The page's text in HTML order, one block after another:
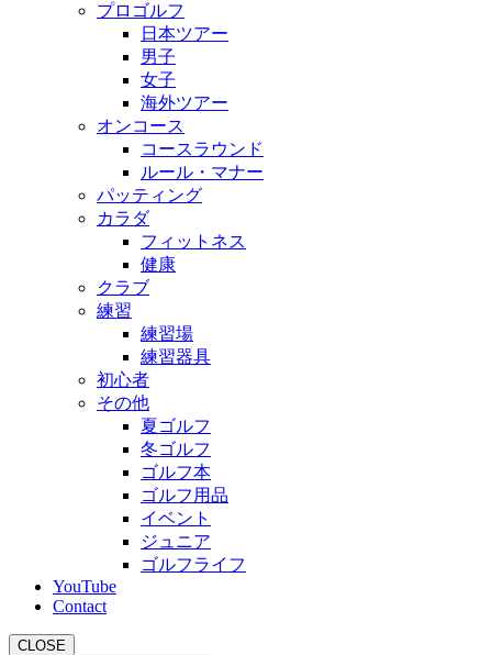
プロゴルフ
日本ツアー
男子
女子
海外ツアー
オンコース
コースラウンド
ルール・マナー
パッティング
カラダ
フィットネス
健康
クラブ
練習
練習場
練習器具
初心者
その他
夏ゴルフ
冬ゴルフ
ゴルフ本
ゴルフ用品
イベント
ジュニア
ゴルフライフ
YouTube
Contact
CLOSE